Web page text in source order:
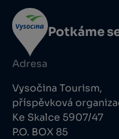
Potkáme
Adresa
Vysočina Tourism,
příspěvková
Ke Skalce 5907/47
P.O. BOX 85